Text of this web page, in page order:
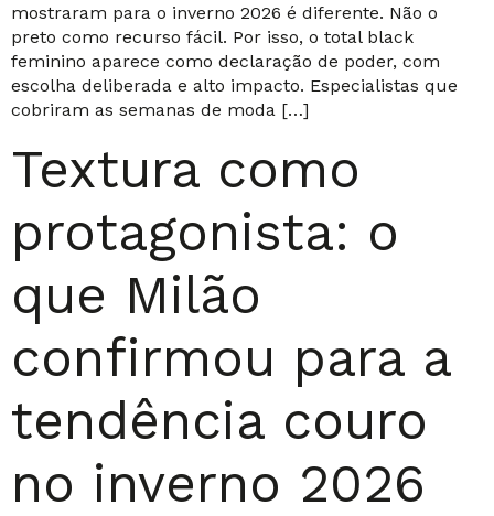
mostraram para o inverno 2026 é diferente. Não o
preto como recurso fácil. Por isso, o total black
feminino aparece como declaração de poder, com
escolha deliberada e alto impacto. Especialistas que
cobriram as semanas de moda […]
Textura como
protagonista: o
que Milão
confirmou para a
tendência couro
no inverno 2026